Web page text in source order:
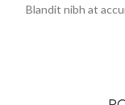
Blandit nibh at